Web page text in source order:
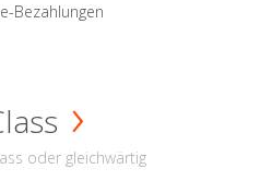
Bezahlungen
oder gleichwärtig